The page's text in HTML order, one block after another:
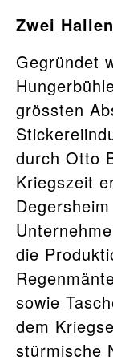
Zwei
Gegründet
grössten
durch Otto
Kriegszeit
die
sowie
dem
stürmische